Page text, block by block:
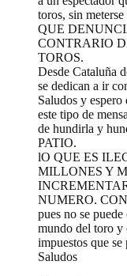
toros, sin
QUE
CONTRARIO
TOROS.
Desde Cataluña
se dedican a ir
Saludos y espero
este tipo de
de hundirla y
PATIO.
lO QUE ES
MILLONES Y
NUMERO.
pues no se
mundo del toro y
impuestos que
Saludos